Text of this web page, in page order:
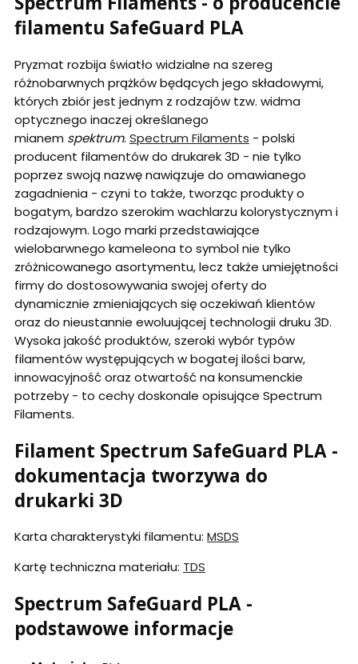
filamentu SafeGuard PLA
Pryzmat rozbija światło widzialne na szereg
różnobarwnych prążków będących jego składowymi,
których zbiór jest jednym z rodzajów tzw. widma
optycznego inaczej określanego
mianem spektrum. Spectrum Filaments - polski
producent filamentów do drukarek 3D - nie tylko
poprzez swoją nazwę nawiązuje do omawianego
zagadnienia - czyni to także, tworząc produkty o
bogatym, bardzo szerokim wachlarzu kolorystycznym i
rodzajowym. Logo marki przedstawiające
wielobarwnego kameleona to symbol nie tylko
zróżnicowanego asortymentu, lecz także umiejętności
firmy do dostosowywania swojej oferty do
dynamicznie zmieniających się oczekiwań klientów
oraz do nieustannie ewoluującej technologii druku 3D.
Wysoka jakość produktów, szeroki wybór typów
filamentów występujących w bogatej ilości barw,
innowacyjność oraz otwartość na konsumenckie
potrzeby - to cechy doskonale opisujące Spectrum
Filaments.
Filament Spectrum SafeGuard PLA -
dokumentacja tworzywa do
drukarki 3D
Karta charakterystyki filamentu: MSDS
Kartę techniczna materiału: TDS
Spectrum SafeGuard PLA -
podstawowe informacje